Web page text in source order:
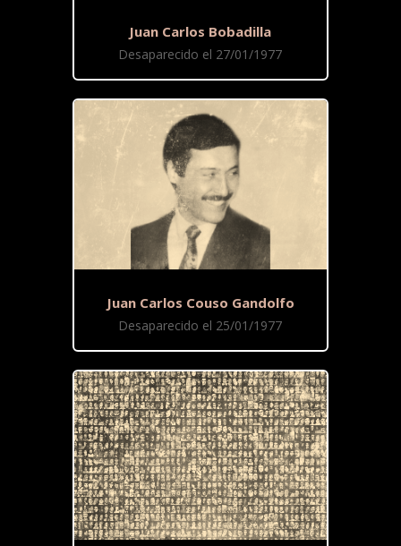
Juan Carlos Bobadilla
Desaparecido el 27/01/1977
Juan Carlos Couso Gandolfo
Desaparecido el 25/01/1977